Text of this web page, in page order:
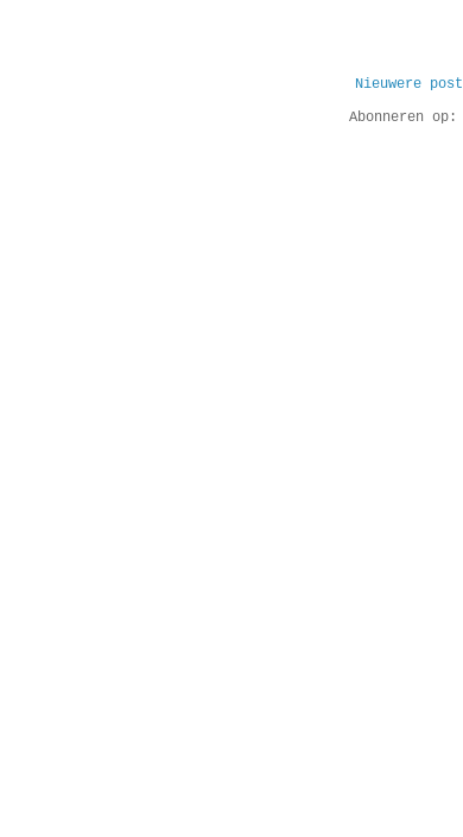
Nieuwere post
Abonneren op: